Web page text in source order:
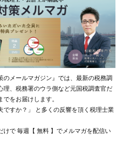
のメールマガジン』では、最新の税務調
理、税務署のウラ側など元国税調査官だ
をお届けします。
ですか？」 と多くの反響を頂く税理士業
けで 毎週【 無料 】でメルマガを配信い